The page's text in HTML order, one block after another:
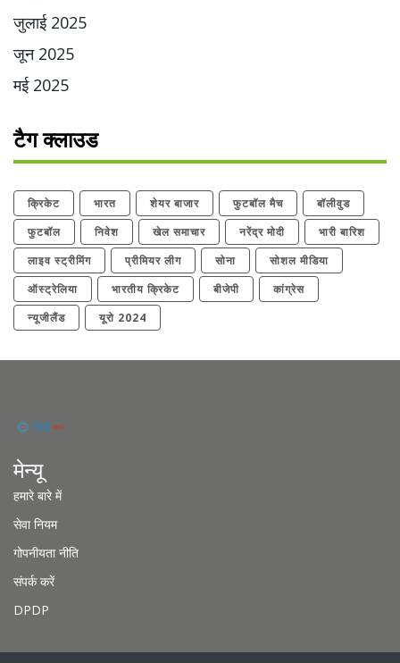
जुलाई 2025
जून 2025
मई 2025
टैग क्लाउड
क्रिकेट भारत शेयर बाजार फुटबॉल मैच
बॉलीवुड
फुटबॉल
निवेश खेल समाचार नरेंद्र मोदी
भारी बारिश
लाइव स्ट्रीमिंग
प्रीमियर लीग सोना
सोशल मीडिया
ऑस्ट्रेलिया
भारतीय क्रिकेट बीजेपी
कांग्रेस
न्यूजीलैंड
यूरो 2024
मेन्यू
हमारे बारे में
सेवा नियम
गोपनीयता नीति
संपर्क करें
DPDP